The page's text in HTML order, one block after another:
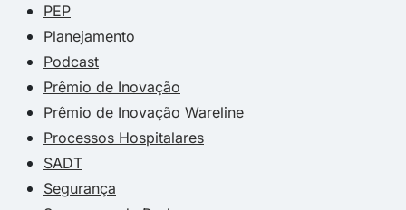
PEP
Planejamento
Podcast
Prêmio de Inovação
Prêmio de Inovação Wareline
Processos Hospitalares
SADT
Segurança